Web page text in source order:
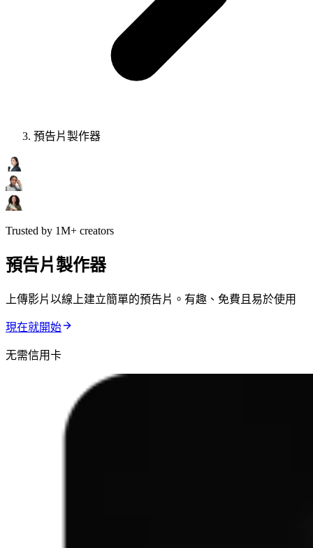
預告片製作器
Trusted by 1M+ creators
預告片製作器
上傳影片以線上建立簡單的預告片。有趣、免費且易於使用
現在就開始
无需信用卡